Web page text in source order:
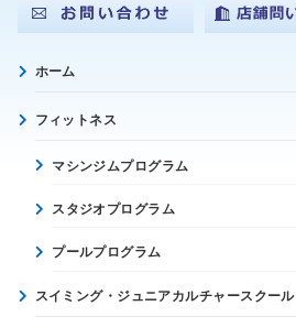
ホーム
フィットネス
マシンジムプログラム
スタジオプログラム
プールプログラム
スイミング・ジュニアカルチャースクール